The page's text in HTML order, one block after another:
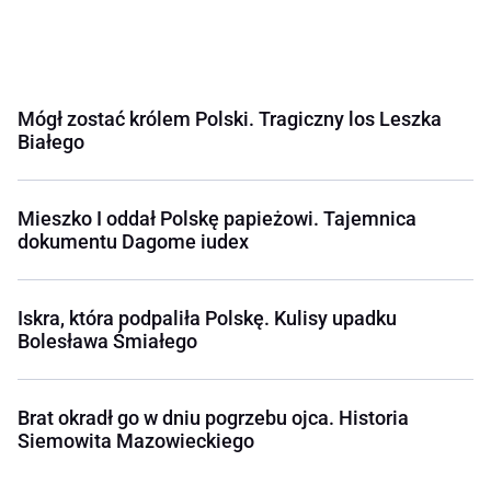
Mógł zostać królem Polski. Tragiczny los Leszka
Białego
Mieszko I oddał Polskę papieżowi. Tajemnica
dokumentu Dagome iudex
Iskra, która podpaliła Polskę. Kulisy upadku
Bolesława Śmiałego
Brat okradł go w dniu pogrzebu ojca. Historia
Siemowita Mazowieckiego